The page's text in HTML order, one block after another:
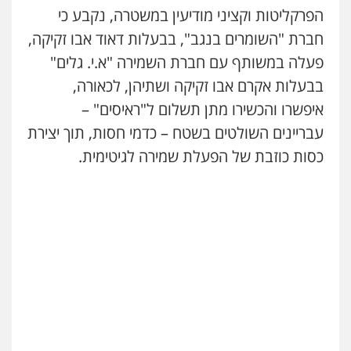
הפרקליטות וקציני מודיעין במשטרה, נקבע כי
חברת "השומרים בנגב", בבעלות דאוד אבו זקיקה,
פעלה במשותף עם חברת השמירה "א.י. גלים"
בבעלות אקרם אבו זקיקה ושתיהן, לכאורה,
איפשרו והכשירו מתן תשלום ל"ראיסים" –
עבריינים השולטים בשטח – כדמי חסות, תוך יצירת
כסות כוזבת של הפעלת שמירה לגיטימית.